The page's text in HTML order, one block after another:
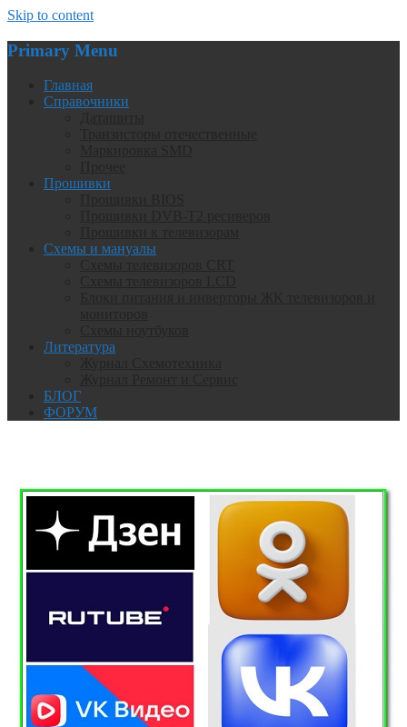
Skip to content
Primary Menu
Главная
Справочники
Прошивки
Схемы и мануалы
Литература
БЛОГ
ФОРУМ